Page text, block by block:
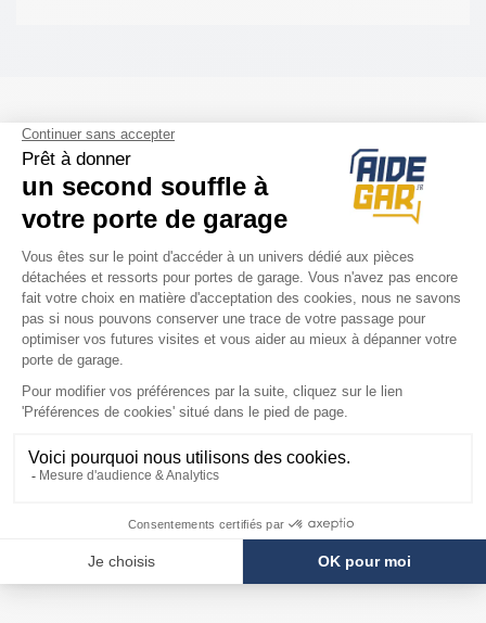
ACCESSOIRES
Mandrins pour
ressorts Hörmann de
diamètre intérieur
95mm
Prix
109,90 €